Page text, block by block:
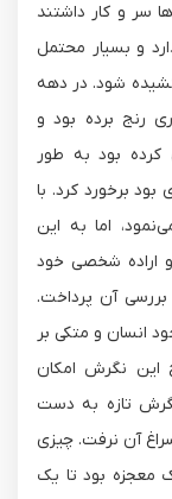
سر و کار داشتند
و بسیار محتمل
شود. در دهه
رنج برده بود و
کرده بود به طور
برخورد کرد. با
اما به این
اراده شخصی خود
بررسی آن پرداخت.
انسان و متکی بر
این نگرش امکان
نگرش تازه به دست
آن نرفت. چیزی
معجزه بود تا یک